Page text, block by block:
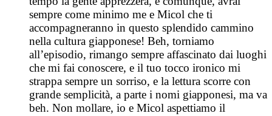
sempre come minimo me e Micol che ti
accompagneranno in questo splendido cammino
nella cultura giapponese! Beh, torniamo
all’episodio, rimango sempre affascinato dai luoghi
che mi fai conoscere, e il tuo tocco ironico mi
strappa sempre un sorriso, e la lettura scorre con
grande semplicità, a parte i nomi giapponesi, ma va
beh. Non mollare, io e Micol aspettiamo il